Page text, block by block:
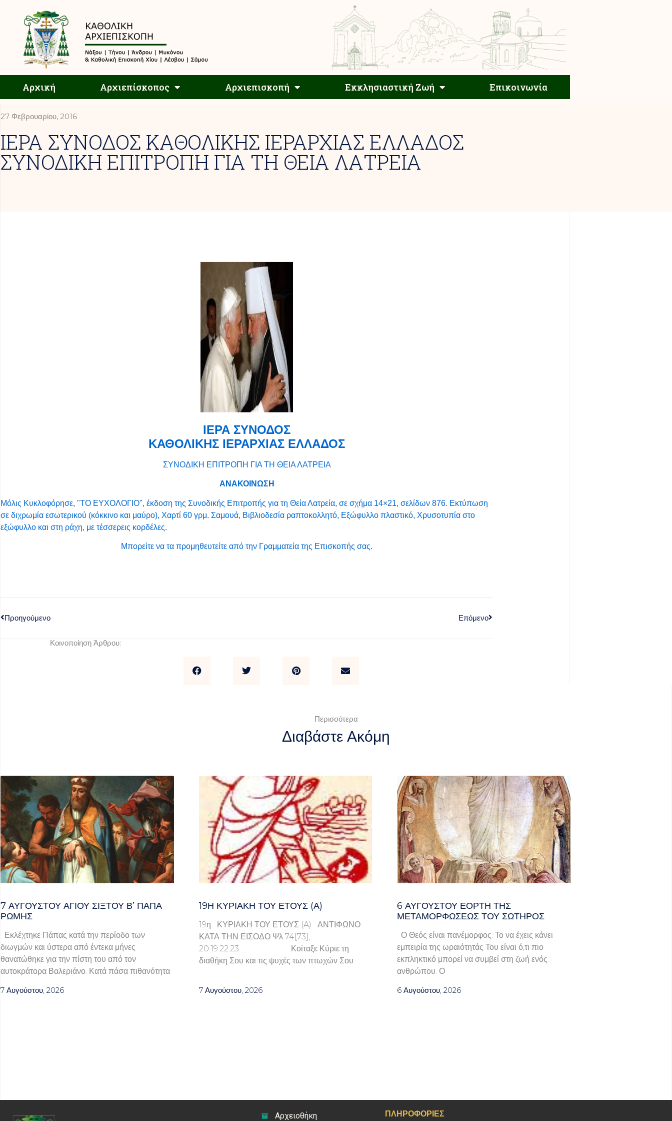
Αρχική Αρχιεπίσκοπος Αρχιεπισκοπή Εκκλησιαστική Ζωή Επικοινωνία
Αρχιεπισκοπή Εκκλησιαστική Ζωή Επικοινωνία
27 Φεβρουαρίου, 2016
ΙΕΡΑ ΣΥΝΟΔΟΣ ΚΑΘΟΛΙΚΗΣ ΙΕΡΑΡΧΙΑΣ ΕΛΛΑΔΟΣ
ΣΥΝΟΔΙΚΗ ΕΠΙΤΡΟΠΗ ΓΙΑ ΤΗ ΘΕΙΑ ΛΑΤΡΕΙΑ
ΙΕΡΑ ΣΥΝΟΔΟΣ
ΚΑΘΟΛΙΚΗΣ ΙΕΡΑΡΧΙΑΣ ΕΛΛΑΔΟΣ
ΣΥΝΟΔΙΚΗ ΕΠΙΤΡΟΠΗ ΓΙΑ ΤΗ ΘΕΙΑ ΛΑΤΡΕΙΑ
ΑΝΑΚΟΙΝΩΣΗ
Μόλις Κυκλοφόρησε, "ΤΟ ΕΥΧΟΛΟΓΙΟ", έκδοση της Συνοδικής Επιτροπής για τη Θεία Λατρεία, σε σχήμα 14×21, σελίδων 876. Εκτύπωση
σε διχρωμία εσωτερικού (κόκκινο και μαύρο), Χαρτί 60 γρμ. Σαμουά, Βιβλιοδεσία ραπτοκολλητό, Εξώφυλλο πλαστικό, Χρυσοτυπία στο
εξώφυλλο και στη ράχη, με τέσσερεις κορδέλες.
Μπορείτε να τα προμηθευτείτε από την Γραμματεία της Επισκοπής σας.
Προηγούμενο Επόμενο
Κοινοποίηση Άρθρου:
Περισσότερα
Διαβάστε Ακόμη
7 ΑΥΓΟΥΣΤΟΥ ΑΓΙΟΥ ΣΙΞΤΟΥ Β’ ΠΑΠΑ
ΡΩΜΗΣ
Εκλέχτηκε Πάπας κατά την περίοδο των
διωγμών και ύστερα από έντεκα μήνες
θανατώθηκε για την πίστη του από τον
αυτοκράτορα Βαλεριάνο. Κατά πάσα πιθανότητα
7 Αυγούστου, 2026
19Η ΚΥΡΙΑΚΉ ΤΟΥ ΈΤΟΥΣ (Α)
19η ΚΥΡΙΑΚΗ ΤΟΥ ΕΤΟΥΣ (A) ΑΝΤΙΦΩΝΟ
ΚΑΤΑ ΤΗΝ ΕΙΣΟΔΟ Ψλ 74[73],
20.19.22.23 Κοίταξε Κύριε τη
διαθήκη Σου και τις ψυχές των πτωχών Σου
7 Αυγούστου, 2026
6 ΑΥΓΟΥΣΤΟΥ ΕΟΡΤΗ ΤΗΣ
ΜΕΤΑΜΟΡΦΩΣΕΩΣ ΤΟΥ ΣΩΤΗΡΟΣ
Ο Θεός είναι πανέμορφος. Το να έχεις κάνει
εμπειρία της ωραιότητάς Του είναι ό,τι πιο
εκπληκτικό μπορεί να συμβεί στη ζωή ενός
ανθρώπου. Ο
6 Αυγούστου, 2026
Αρχειοθήκη ΠΛΗΡΟΦΟΡΊΕΣ